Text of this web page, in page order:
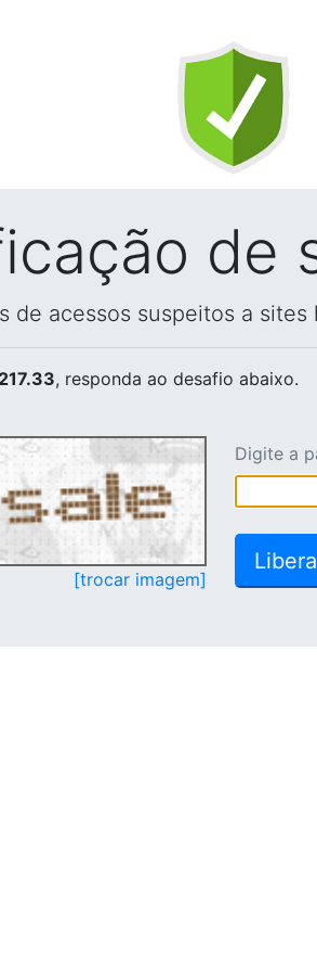
de
de acessos suspeitos a sites
, responda ao desafio abaixo.
[trocar imagem]
Digite a